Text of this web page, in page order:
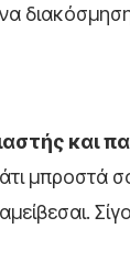
και
μπροστά